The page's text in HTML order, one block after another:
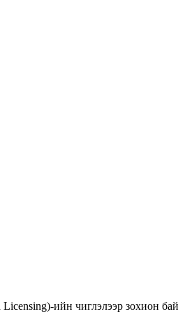
ийн чиглэлээр зохион